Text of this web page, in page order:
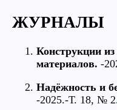
ЖУРНАЛЫ
Конструкции
материалов. -
Надёжность и
-2025.-Т. 18, №